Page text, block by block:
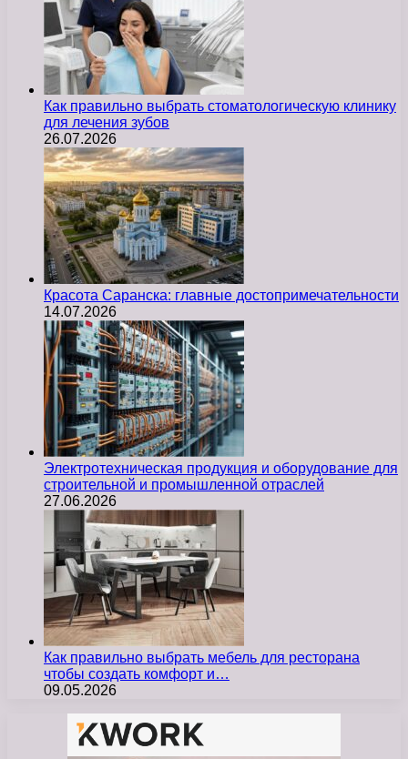
Как правильно выбрать стоматологическую клинику
для лечения зубов
26.07.2026
Красота Саранска: главные достопримечательности
14.07.2026
Электротехническая продукция и оборудование для
строительной и промышленной отраслей
27.06.2026
Как правильно выбрать мебель для ресторана
чтобы создать комфорт и…
09.05.2026